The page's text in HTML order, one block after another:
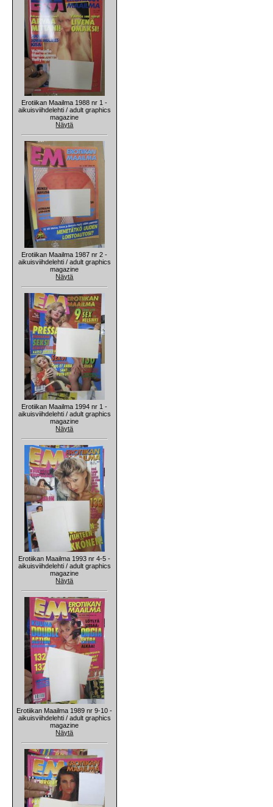
Erotiikan Maailma 1988 nr 1 -
aikuisviihdelehti / adult graphics
magazine
Näytä
Erotiikan Maailma 1987 nr 2 -
aikuisviihdelehti / adult graphics
magazine
Näytä
Erotiikan Maailma 1994 nr 1 -
aikuisviihdelehti / adult graphics
magazine
Näytä
Erotiikan Maailma 1993 nr 4-5 -
aikuisviihdelehti / adult graphics
magazine
Näytä
Erotiikan Maailma 1989 nr 9-10 -
aikuisviihdelehti / adult graphics
magazine
Näytä